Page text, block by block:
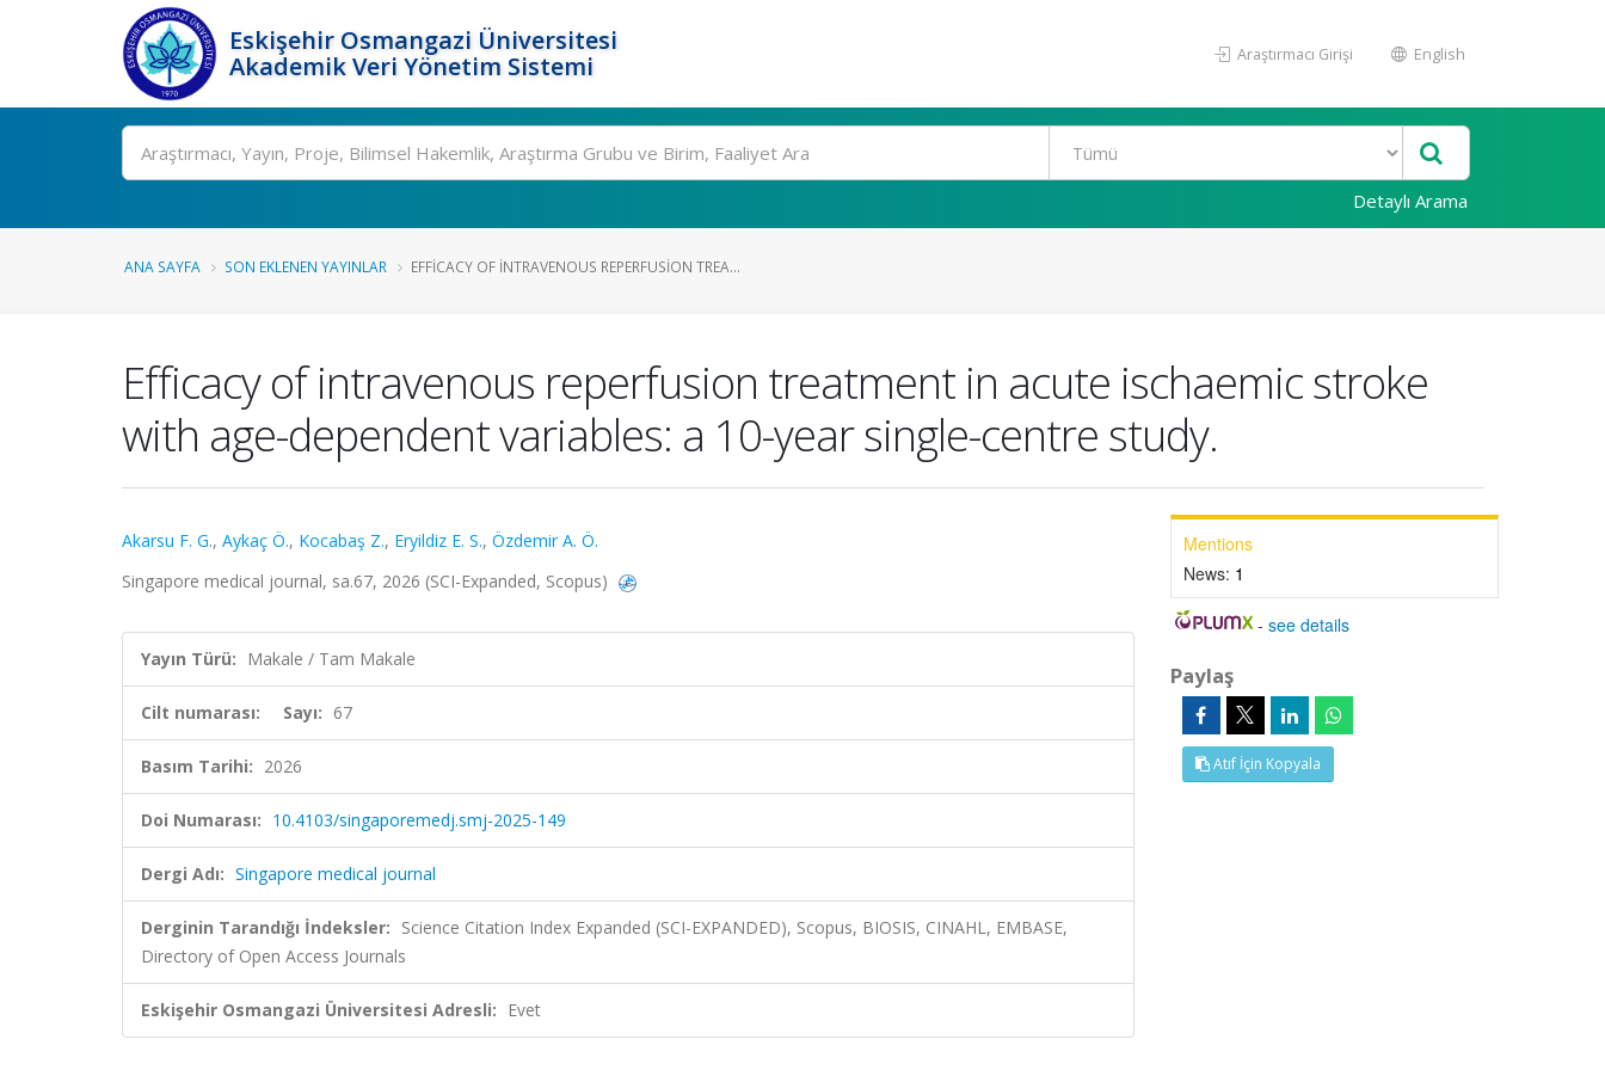
Eskişehir Osmangazi Üniversitesi
Akademik Veri Yönetim Sistemi
Araştırmacı Girişi English
Ara
Detaylı Arama
ANA SAYFA SON EKLENEN YAYINLAR EFFICACY OF INTRAVENOUS REPERFUSION TREA...
Efficacy of intravenous reperfusion treatment in acute ischaemic stroke
with age-dependent variables: a 10-year single-centre study.
Akarsu F. G., Aykaç Ö., Kocabaş Z., Eryildiz E. S., Özdemir A. Ö.
Singapore medical journal, sa.67, 2026 (SCI-Expanded, Scopus)
Yayın Türü: Makale / Tam Makale
Cilt numarası: Sayı: 67
Basım Tarihi: 2026
Doi Numarası: 10.4103/singaporemedj.smj-2025-149
Dergi Adı: Singapore medical journal
Derginin Tarandığı İndeksler: Science Citation Index Expanded (SCI-EXPANDED), Scopus, BIOSIS, CINAHL, EMBASE,
Directory of Open Access Journals
Eskişehir Osmangazi Üniversitesi Adresli: Evet
Mentions
News: 1
-see details
Paylaş
Atıf İçin Kopyala